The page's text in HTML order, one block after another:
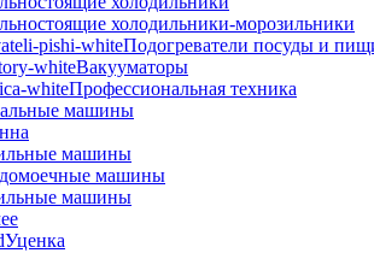
холодильники-морозильники
Подогреватели посуды и
Вакууматоры
Профессиональная техника
машины
машины
машины
машины
Уценка